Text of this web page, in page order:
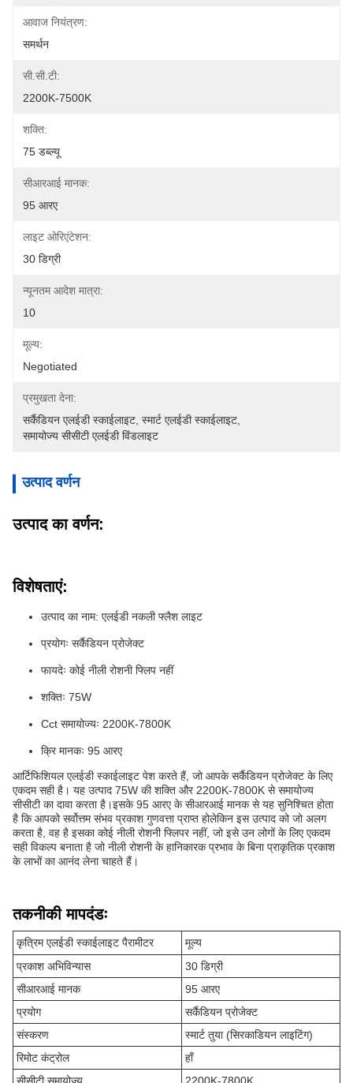
आवाज नियंत्रण:
समर्थन
सी.सी.टी:
2200K-7500K
शक्ति:
75 डब्ल्यू
सीआरआई मानक:
95 आरए
लाइट ओरिएंटेशन:
30 डिग्री
न्यूनतम आदेश मात्रा:
10
मूल्य:
Negotiated
प्रमुखता देना:
सर्कैडियन एलईडी स्काईलाइट स्मार्ट एलईडी स्काईलाइट
समायोज्य सीसीटी एलईडी विंडलाइट
उत्पाद वर्णन
उत्पाद का वर्णन:
विशेषताएं:
उत्पाद का नाम: एलईडी नकली फ्लैश लाइट
प्रयोगः सर्कैडियन प्रोजेक्ट
फायदेः कोई नीली रोशनी फ्लिप नहीं
शक्तिः 75W
Cct समायोज्यः 2200K-7800K
क्रि मानकः 95 आरए
आर्टिफिशियल एलईडी स्काईलाइट पेश करते हैं, जो आपके सर्कैडियन प्रोजेक्ट के लिए
एकदम सही है। यह उत्पाद 75W की शक्ति और 2200K-7800K से समायोज्य
सीसीटी का दावा करता है।इसके 95 आरए के सीआरआई मानक से यह सुनिश्चित होता
है कि आपको सर्वोत्तम संभव प्रकाश गुणवत्ता प्राप्त होलेकिन इस उत्पाद को जो अलग
करता है, वह है इसका कोई नीली रोशनी फ्लिपर नहीं, जो इसे उन लोगों के लिए एकदम
सही विकल्प बनाता है जो नीली रोशनी के हानिकारक प्रभाव के बिना प्राकृतिक प्रकाश
के लाभों का आनंद लेना चाहते हैं।
तकनीकी मापदंडः
कृत्रिम एलईडी स्काईलाइट पैरामीटर
मूल्य
प्रकाश अभिविन्यास
30 डिग्री
सीआरआई मानक
95 आरए
प्रयोग
सर्कैडियन प्रोजेक्ट
संस्करण
स्मार्ट तुया (सिरकाडियन लाइटिंग)
रिमोट कंट्रोल
हाँ